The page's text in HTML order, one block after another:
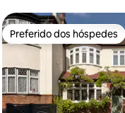
Preferido dos hóspedes
Preferido dos hóspedes